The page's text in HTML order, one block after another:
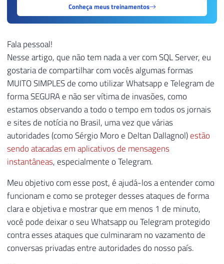
Conheça meus treinamentos
Fala pessoal!
Nesse artigo, que não tem nada a ver com SQL Server, eu
gostaria de compartilhar com vocês algumas formas
MUITO SIMPLES de como utilizar Whatsapp e Telegram de
forma SEGURA e não ser vítima de invasões, como
estamos observando a todo o tempo em todos os jornais
e sites de notícia no Brasil, uma vez que várias
autoridades (como Sérgio Moro e Deltan Dallagnol)estão
sendo atacadas em aplicativos de mensagens
instantâneas, especialmente o Telegram.
Meu objetivo com esse post, é ajudá-los a entender como
funcionam e como se proteger desses ataques de forma
clara e objetiva e mostrar que em menos 1 de minuto,
você pode deixar o seu Whatsapp ou Telegram protegido
contra esses ataques que culminaram no vazamento de
conversas privadas entre autoridades do nosso país.